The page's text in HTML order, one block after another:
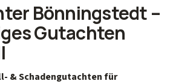
Bönningstedt –
Gutachten
& Schadengutachten für